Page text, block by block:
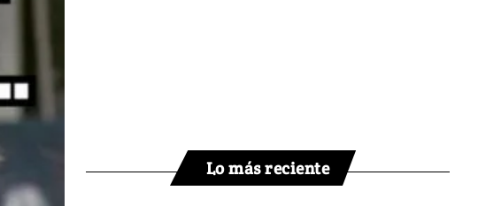
Lo más reciente